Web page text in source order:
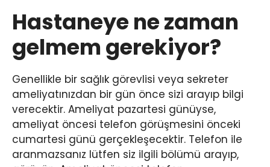
Hastaneye ne zaman
gelmem gerekiyor?
Genellikle bir sağlık görevlisi veya sekreter
ameliyatınızdan bir gün önce sizi arayıp bilgi
verecektir. Ameliyat pazartesi günüyse,
ameliyat öncesi telefon görüşmesini önceki
cumartesi günü gerçekleşecektir. Telefon ile
aranmazsanız lütfen siz ilgili bölümü arayıp,